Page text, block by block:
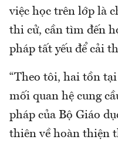
việc học trên lớp là
thi cử, cần tìm đến
pháp tất yếu để cải
“Theo tôi, hai tồn
mối quan hệ cung
pháp của Bộ Giáo
thiên về hoàn thiện